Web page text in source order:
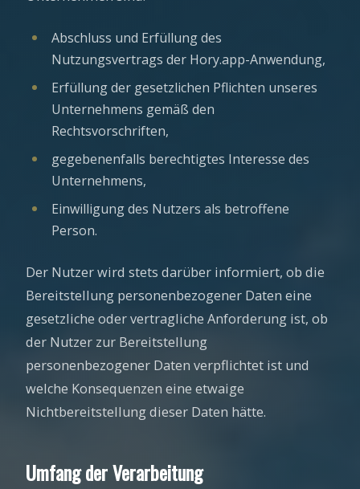
Abschluss und Erfüllung des
Nutzungsvertrags der Hory.app-Anwendung,
Erfüllung der gesetzlichen Pflichten unseres
Unternehmens gemäß den
Rechtsvorschriften,
gegebenenfalls berechtigtes Interesse des
Unternehmens,
Einwilligung des Nutzers als betroffene
Person.
Der Nutzer wird stets darüber informiert, ob die
Bereitstellung personenbezogener Daten eine
gesetzliche oder vertragliche Anforderung ist, ob
der Nutzer zur Bereitstellung
personenbezogener Daten verpflichtet ist und
welche Konsequenzen eine etwaige
Nichtbereitstellung dieser Daten hätte.
Umfang der Verarbeitung